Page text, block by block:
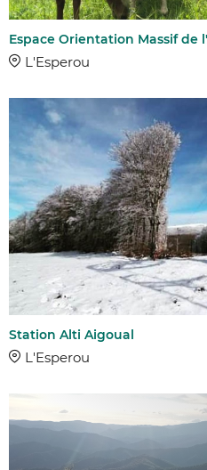
Espace Orientation Massif
L'Esperou
Station Alti Aigoual
L'Esperou